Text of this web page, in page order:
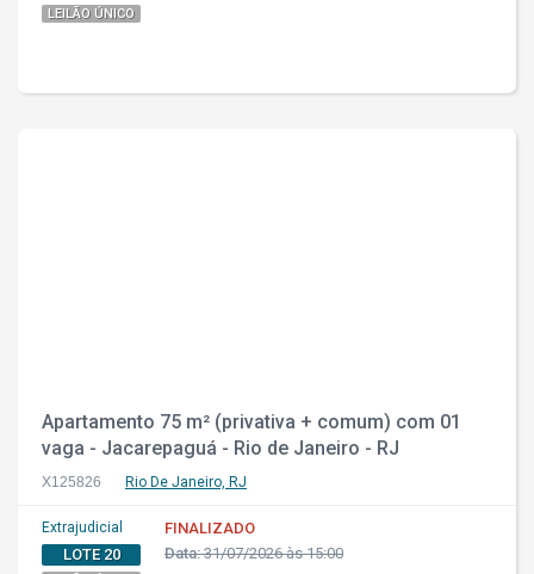
LEILÃO ÚNICO
Apartamento 75 m² (privativa + comum) com 01
vaga - Jacarepaguá - Rio de Janeiro - RJ
X125826 Rio De Janeiro, RJ
Extrajudicial
LOTE 20
FINALIZADO
Data:31/07/2026 às 15:00